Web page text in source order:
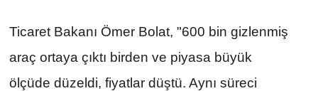
Ticaret Bakanı Ömer Bolat, "600 bin gizlenmiş
araç ortaya çıktı birden ve piyasa büyük
ölçüde düzeldi, fiyatlar düştü. Aynı süreci